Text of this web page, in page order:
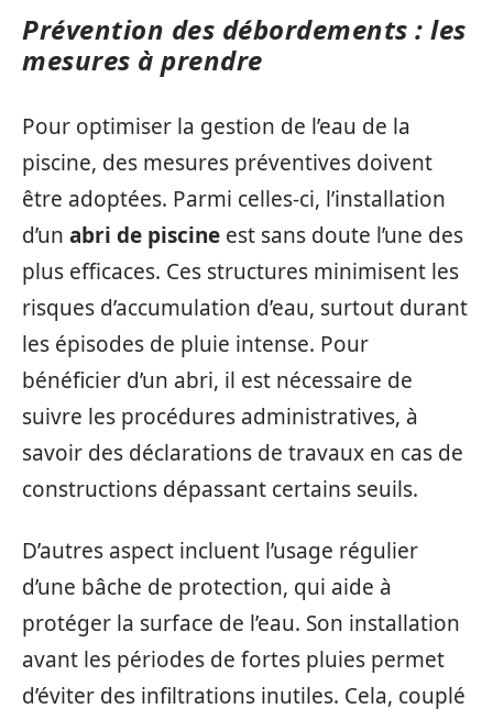
Prévention des débordements : les
mesures à prendre
Pour optimiser la gestion de l’eau de la
piscine, des mesures préventives doivent
être adoptées. Parmi celles-ci, l’installation
d’un abri de piscine est sans doute l’une des
plus efficaces. Ces structures minimisent les
risques d’accumulation d’eau, surtout durant
les épisodes de pluie intense. Pour
bénéficier d’un abri, il est nécessaire de
suivre les procédures administratives, à
savoir des déclarations de travaux en cas de
constructions dépassant certains seuils.
D’autres aspect incluent l’usage régulier
d’une bâche de protection, qui aide à
protéger la surface de l’eau. Son installation
avant les périodes de fortes pluies permet
d’éviter des infiltrations inutiles. Cela, couplé